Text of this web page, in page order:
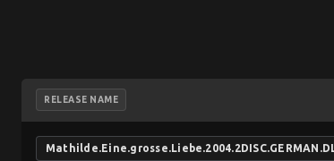
RELEASE NAME